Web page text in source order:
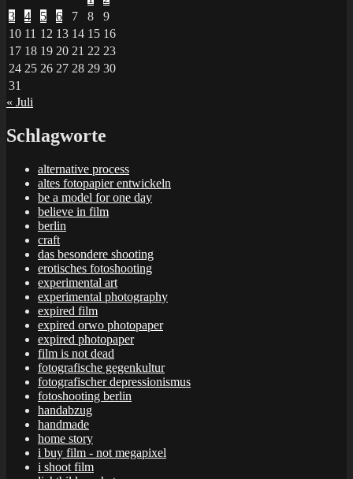
3
4 5 6 7 8
9
10 11 12 13 14 15 16
17 18 19 20 21 22 23
24 25 26 27 28 29 30
31
« Juli
Schlagworte
alternative process
altes fotopapier entwickeln
be a model for one day
believe in film
berlin
craft
das besondere shooting
erotisches fotoshooting
experimental art
experimental photography
expired film
expired orwo photopaper
expired photopaper
film is not dead
fotografische gegenkultur
fotografischer depressionismus
fotoshooting berlin
handabzug
handmade
home story
i buy film - not megapixel
i shoot film